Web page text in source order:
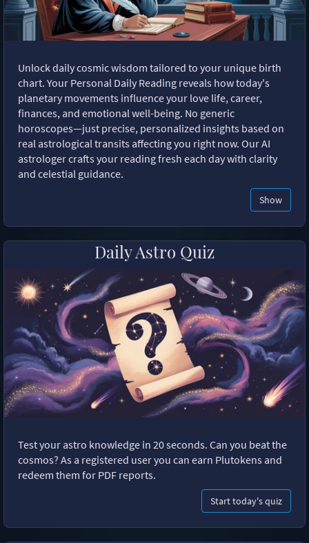
Unlock daily cosmic wisdom tailored to your unique birth
chart. Your Personal Daily Reading reveals how today's
planetary movements influence your love life, career,
finances, and emotional well-being. No generic
horoscopes—just precise, personalized insights based on
real astrological transits affecting you right now. Our AI
astrologer crafts your reading fresh each day with clarity
and celestial guidance.
Show
Daily Astro Quiz
Test your astro knowledge in 20 seconds. Can you beat the
cosmos? As a registered user you can earn Plutokens and
redeem them for PDF reports.
Start today's quiz